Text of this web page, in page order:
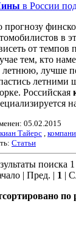
в России
прогнозу
в
от
тем, кто
летнюю, лучше
летними
Российская
05.02.2015
Тайерс,
Статьи
поиска
| Пред. | 1 |
по